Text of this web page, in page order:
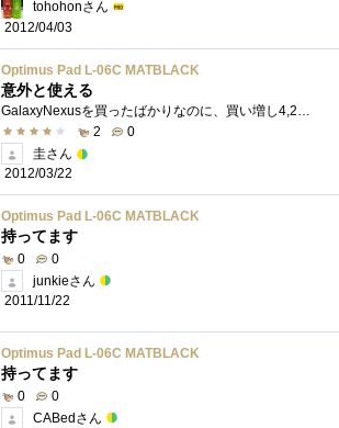
tohohonさん
2012/04/03
Optimus Pad L-06C MATBLACK
意外と使える
2
0
圭さん
2012/03/22
Optimus Pad L-06C MATBLACK
持ってます
0
0
junkieさん
2011/11/22
Optimus Pad L-06C MATBLACK
持ってます
0
0
CABedさん